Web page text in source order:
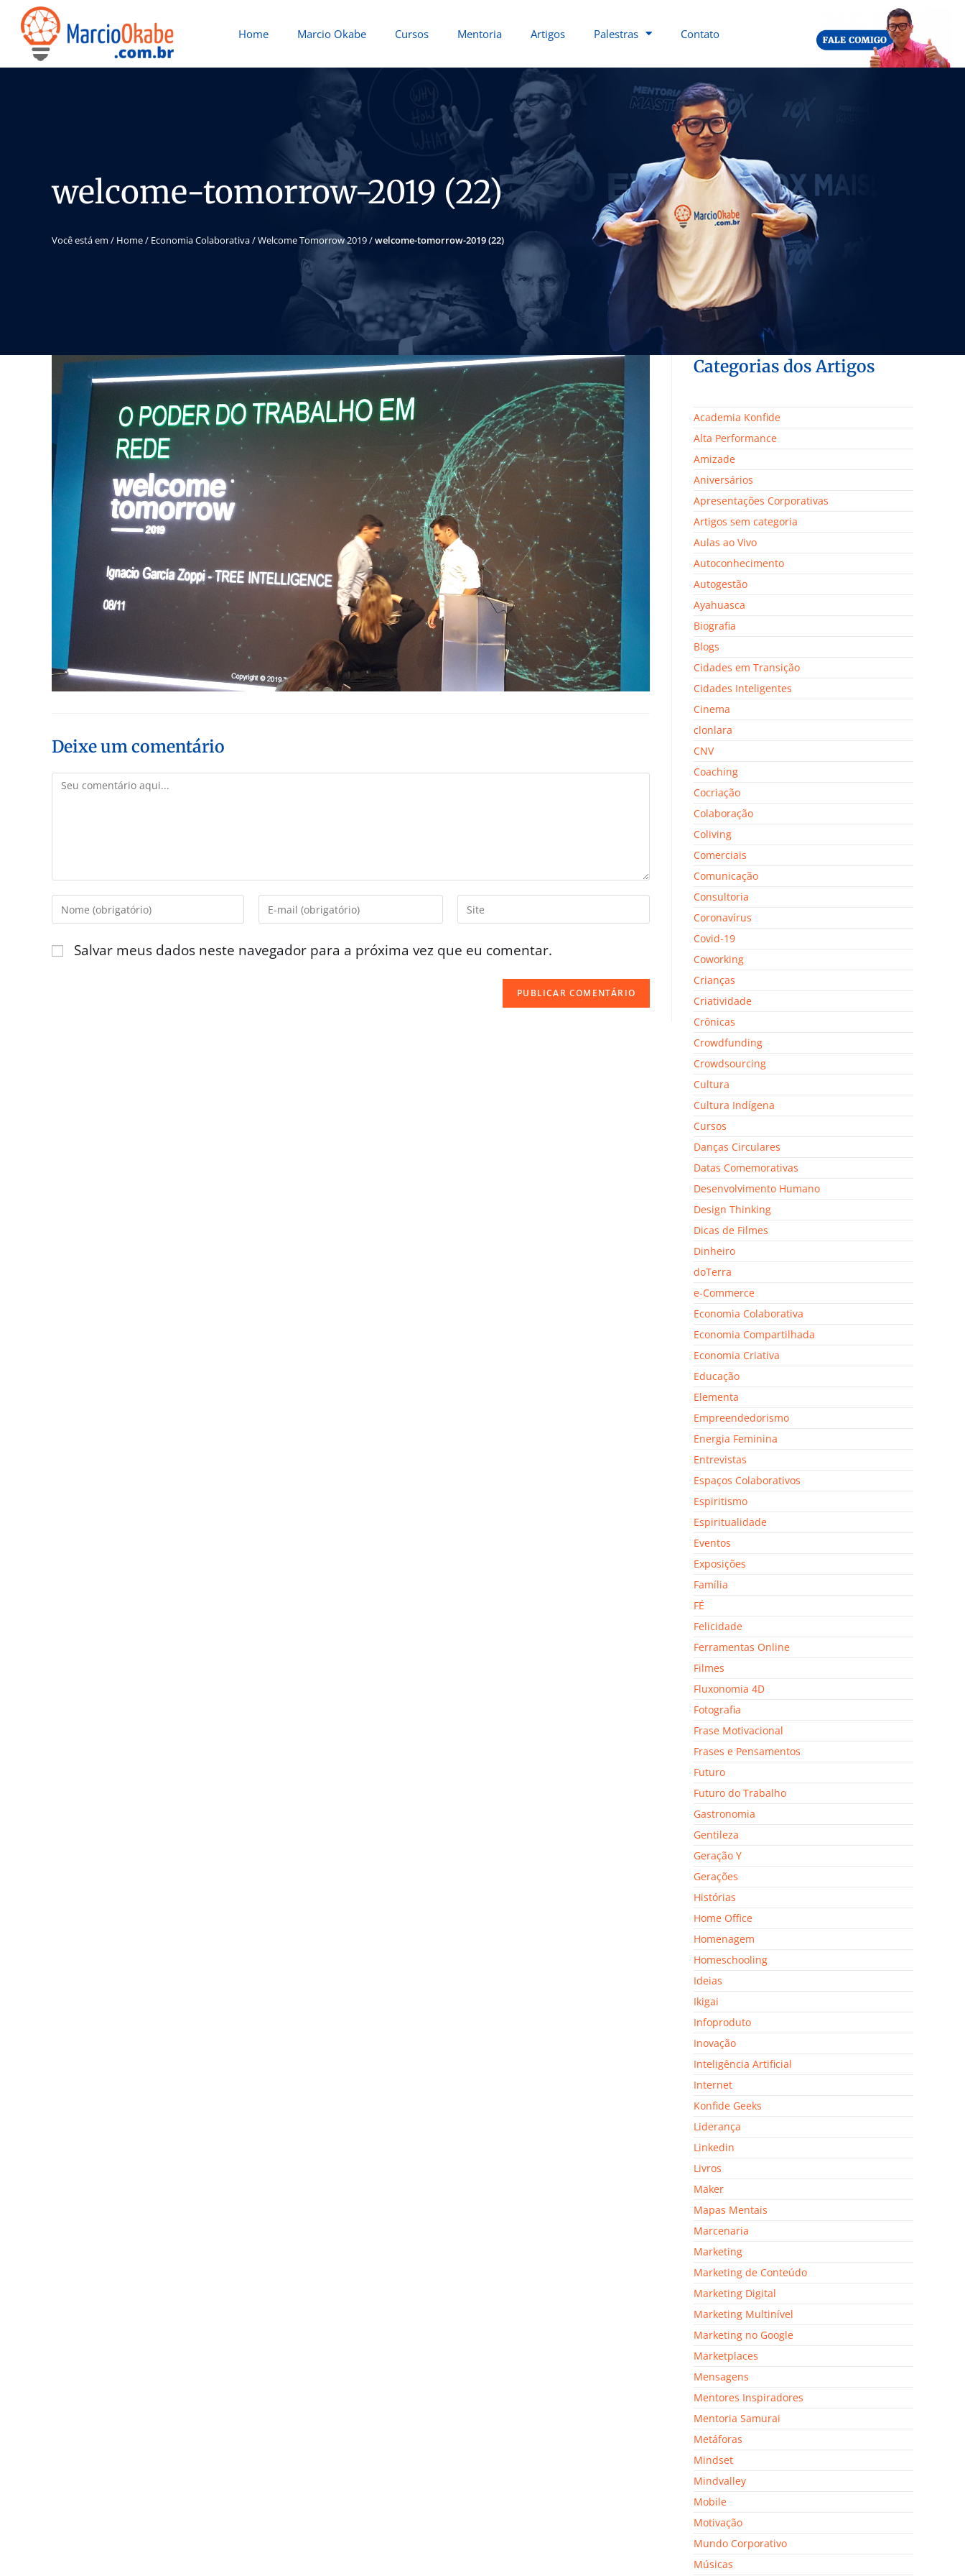
Home Marcio Okabe Cursos Mentoria Artigos Palestras Contato
welcome-tomorrow-2019 (22)
Você está em / Home/ Economia Colaborativa/Welcome Tomorrow 2019/welcome-tomorrow-2019 (22)
Deixe um comentário
Salvar meus dados neste navegador para a próxima vez que eu comentar.
Categorias dos Artigos
Academia Konfide
Alta Performance
Amizade
Aniversários
Apresentações Corporativas
Artigos sem categoria
Aulas ao Vivo
Autoconhecimento
Autogestão
Ayahuasca
Biografia
Blogs
Cidades em Transição
Cidades Inteligentes
Cinema
clonlara
CNV
Coaching
Cocriação
Colaboração
Coliving
Comerciais
Comunicação
Consultoria
Coronavírus
Covid-19
Coworking
Crianças
Criatividade
Crônicas
Crowdfunding
Crowdsourcing
Cultura
Cultura Indígena
Cursos
Danças Circulares
Datas Comemorativas
Desenvolvimento Humano
Design Thinking
Dicas de Filmes
Dinheiro
doTerra
e-Commerce
Economia Colaborativa
Economia Compartilhada
Economia Criativa
Educação
Elementa
Empreendedorismo
Energia Feminina
Entrevistas
Espaços Colaborativos
Espiritismo
Espiritualidade
Eventos
Exposições
Família
FÉ
Felicidade
Ferramentas Online
Filmes
Fluxonomia 4D
Fotografia
Frase Motivacional
Frases e Pensamentos
Futuro
Futuro do Trabalho
Gastronomia
Gentileza
Geração Y
Gerações
Histórias
Home Office
Homenagem
Homeschooling
Ideias
Ikigai
Infoproduto
Inovação
Inteligência Artificial
Internet
Konfide Geeks
Liderança
Linkedin
Livros
Maker
Mapas Mentais
Marcenaria
Marketing
Marketing de Conteúdo
Marketing Digital
Marketing Multinível
Marketing no Google
Marketplaces
Mensagens
Mentores Inspiradores
Mentoria Samurai
Metáforas
Mindset
Mindvalley
Mobile
Motivação
Mundo Corporativo
Músicas